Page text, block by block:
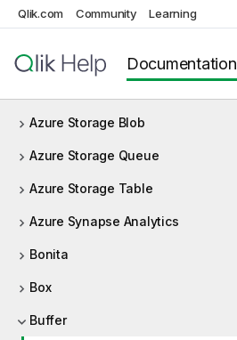
Qlik.com Community Learning
Documentation
Avro
Azure Storage Blob
Azure Storage Queue
Azure Storage Table
Azure Synapse Analytics
Bonita
Box
Buffer